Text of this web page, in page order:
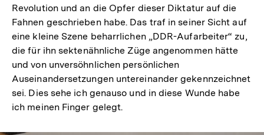
Revolution und an die Opfer dieser Diktatur auf die
Fahnen geschrieben habe. Das traf in seiner Sicht auf
eine kleine Szene beharrlichen „DDR-Aufarbeiter“ zu,
die für ihn sektenähnliche Züge angenommen hätte
und von unversöhnlichen persönlichen
Auseinandersetzungen untereinander gekennzeichnet
sei. Dies sehe ich genauso und in diese Wunde habe
ich meinen Finger gelegt.